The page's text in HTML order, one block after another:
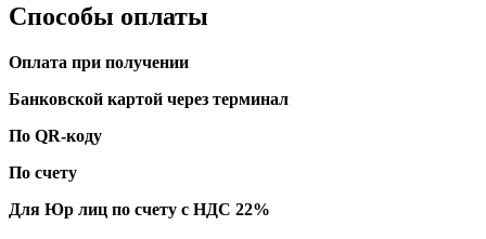
Способы оплаты
Оплата при получении
Банковской картой через терминал
По QR-коду
По счету
Для Юр лиц по счету с НДС 22%